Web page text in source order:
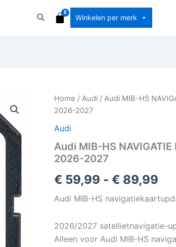
Winkelen per merk
Home /Audi / Audi MIB-HS
2026-2027
Audi
Audi MIB-HS NAVIGATIE
2026-2027
€ 59,99 - € 89,99
tot
Audi MIB-HS
2026/2027 satellietnavigatie-
Alleen voor Audi MIB-HS
Audi
MIB-
NAVIGATIE
SD-
KAART
2026-
aantal